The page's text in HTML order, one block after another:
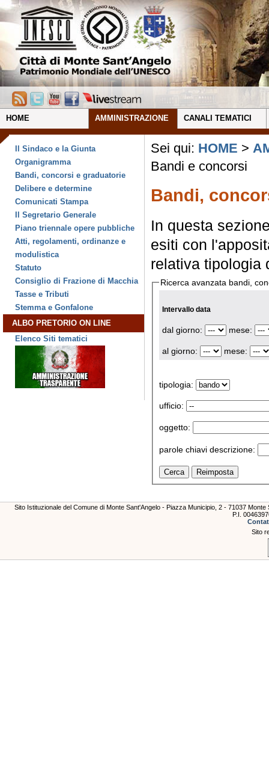
HOME AMMINISTRAZIONE CANALI TEMATICI
Il Sindaco e la Giunta
Organigramma
Bandi, concorsi e graduatorie
Delibere e determine
Comunicati Stampa
Il Segretario Generale
Piano triennale opere pubbliche
Atti, regolamenti, ordinanze e
modulistica
Statuto
Consiglio di Frazione di Macchia
Tasse e Tributi
Stemma e Gonfalone
ALBO PRETORIO ON LINE
Elenco Siti tematici
Sei qui: HOME >
Bandi e concorsi
Bandi,
In questa
esiti con
relativa tipologia
Ricerca avanzata bandi,
Intervallo data
dal giorno: mese:
al giorno: mese:
tipologia:
ufficio:
oggetto:
parole chiavi descrizione:
Sito Istituzionale del Comune di Monte Sant'Angelo - Piazza Municipio, 2 - 71037
P.I.
Sito